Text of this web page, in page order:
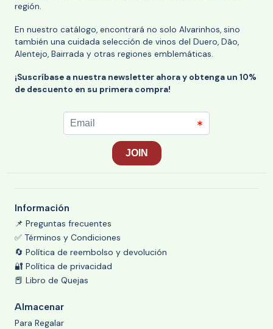
región.
En nuestro catálogo, encontrará no solo Alvarinhos, sino
también una cuidada selección de vinos del Duero, Dão,
Alentejo, Bairrada y otras regiones emblemáticas.
¡Suscríbase a nuestra newsletter ahora y obtenga un 10%
de descuento en su primera compra!
Información
📌 Preguntas frecuentes
✅ Términos y Condiciones
🔄 Política de reembolso y devolución
🔐 Política de privacidad
📕 Libro de Quejas
Almacenar
Para Regalar